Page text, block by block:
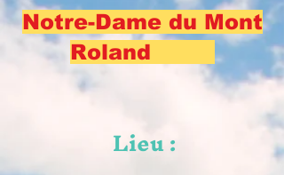
Notre-Dame du Mont
Roland
Lieu :